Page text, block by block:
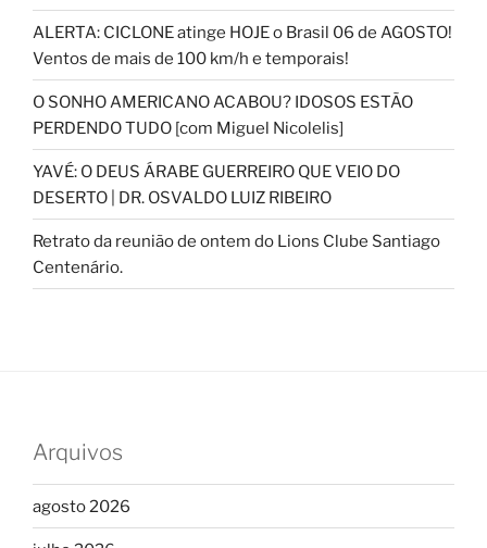
ALERTA: CICLONE atinge HOJE o Brasil 06 de AGOSTO!
Ventos de mais de 100 km/h e temporais!
O SONHO AMERICANO ACABOU? IDOSOS ESTÃO
PERDENDO TUDO [com Miguel Nicolelis]
YAVÉ: O DEUS ÁRABE GUERREIRO QUE VEIO DO
DESERTO | DR. OSVALDO LUIZ RIBEIRO
Retrato da reunião de ontem do Lions Clube Santiago
Centenário.
Arquivos
agosto 2026